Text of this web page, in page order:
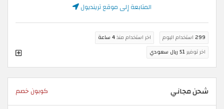
المتابعة إلى موقع ترينديول
299 استخدام اليوم اخر استخدام منذ4 ساعة
اخر توفير51 ريال سعودي
شحن مجاني كوبون خصم